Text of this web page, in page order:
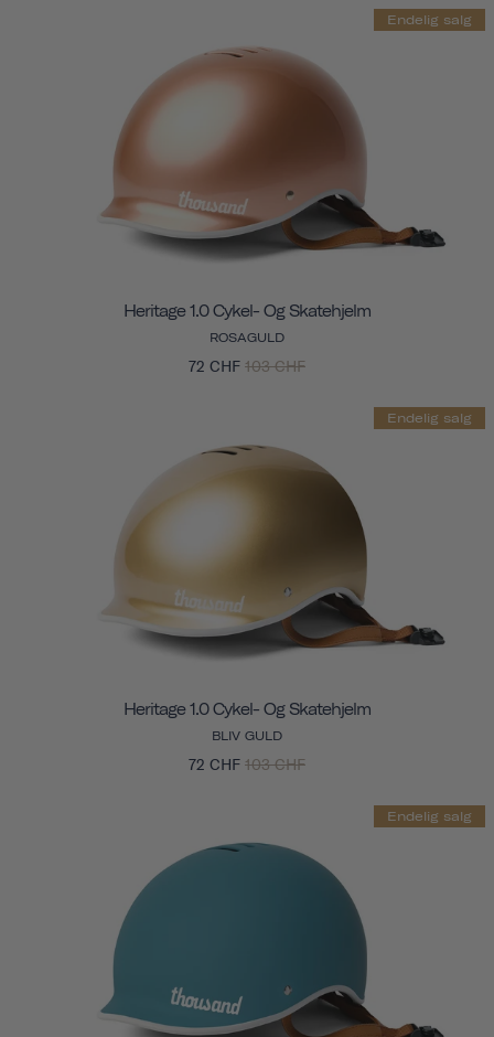
Endelig salg
Heritage 1.0 Cykel- Og Skatehjelm
ROSAGULD
72 CHF 103 CHF
Endelig salg
Heritage 1.0 Cykel- Og Skatehjelm
BLIV GULD
72 CHF 103 CHF
Endelig salg